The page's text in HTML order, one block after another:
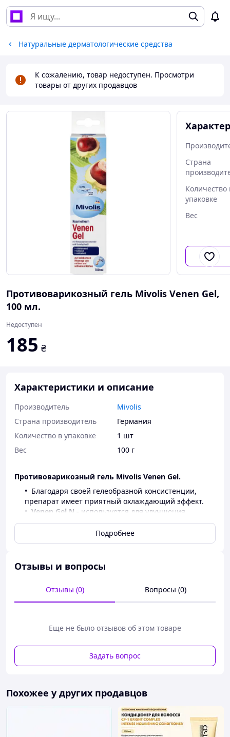
Натуральные дерматологические средства
К сожалению, товар недоступен. Просмотри
товары от других продавцов
Страна
Количество
упаковке
Вес
Противоварикозный гель Mivolis Venen Gel,
100 мл.
Недоступен
185 ₴
Характеристики и описание
Производитель
Mivolis
Страна производитель
Германия
Количество в упаковке
1 шт
Вес
100 г
Противоварикозный гель Mivolis Venen Gel.
Благодаря своей гелеобразной консистенции,
препарат имеет приятный охлаждающий эффект.
Venen Gel N -
используется для улучшения
состояния уставших ног.
Гель быстро впитывается в кожу, не оставляет
жирных следов.
конского каштана - 3,2
г; эвкалипт; левоментол; ментол - 80%.
Подробнее
Отзывы и вопросы
Отзывы (0) Вопросы (0)
Еще не было отзывов об этом товаре
Задать вопрос
Похожее у других продавцов